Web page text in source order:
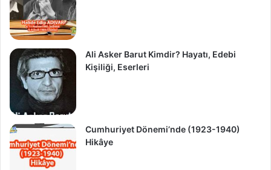
Ali Asker Barut Kimdir? Hayatı, Edebi
Kişiliği, Eserleri
Cumhuriyet Dönemi’nde (1923-1940)
Hikâye